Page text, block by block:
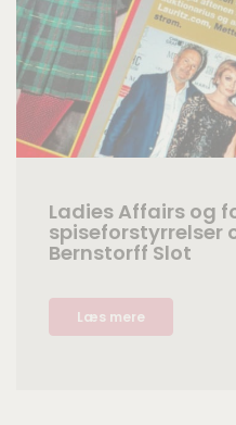
Ladies Affairs og
spiseforstyrrelser
Bernstorff Slot
Læs mere